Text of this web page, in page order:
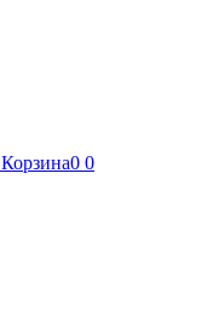
Корзина0 0